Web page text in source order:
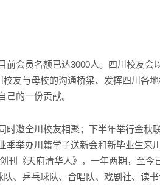
会员名额已达3000人。四川校友会
友与母校的沟通桥梁、发挥四川各
的一份贡献。
邀全川校友相聚；下半年举行金秋
举办川籍学子送新会和新毕业生来川
刊《天府清华人》，一年两期，至今
、乒乓球队、合唱队、戏剧社、读